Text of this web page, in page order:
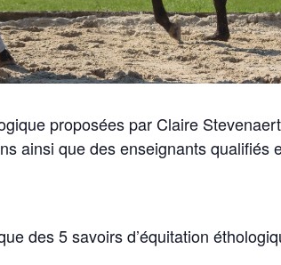
proposées par Claire
ainsi que des enseignants qualifiés
des 5 savoirs d’équitation